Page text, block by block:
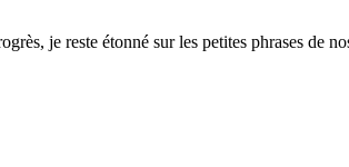
je reste étonné sur les petites phrases de